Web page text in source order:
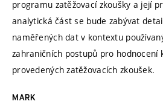
programu zatěžovací zkoušky a její
analytická část se bude zabývat
naměřených dat v kontextu
zahraničních postupů pro hodnocení
provedených zatěžovacích zkoušek.
MARK